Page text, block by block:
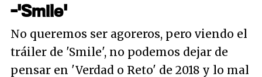
-'Smile'
No queremos ser agoreros, pero viendo el
tráiler de 'Smile', no podemos dejar de
pensar en 'Verdad o Reto' de 2018 y lo mal